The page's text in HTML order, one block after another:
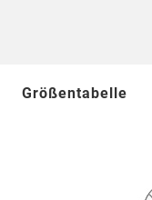
Größentabelle